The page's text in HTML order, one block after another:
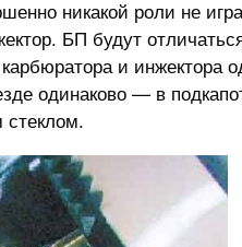
никакой роли не
БП будут
и инжектора
одинаково — в